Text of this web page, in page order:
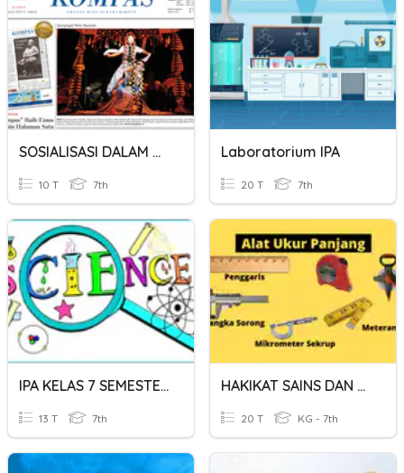
SOSIALISASI DALAM MASYARAKAT
10 T 7th
Laboratorium IPA
20 T 7th
IPA KELAS 7 SEMESTER 1
13 T 7th
HAKIKAT SAINS DAN METODE ILMIAH
20 T KG - 7th